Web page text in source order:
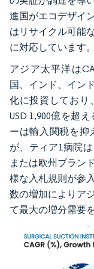
進国がエコデザイ
はリサイクル可能
に対応しています。
アジア太平洋は
国、インド、イン
化に投資しており
USD 1,900億を超
ーは輸入関税を抑
が、ティア1病院
または欧州ブラン
様な入札規則が参
数の増加によりア
て最大の増分需要